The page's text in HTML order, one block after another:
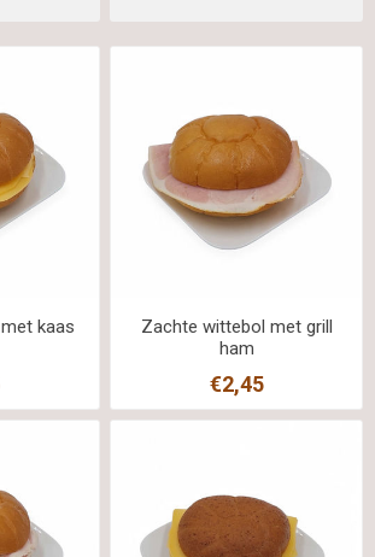
kaas
Zachte wittebol met grill
ham
€2,45